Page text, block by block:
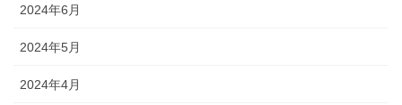
2024年6月
2024年5月
2024年4月